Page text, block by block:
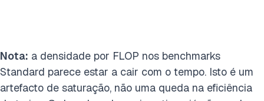
Nota: a densidade por FLOP nos benchmarks
Standard parece estar a cair com o tempo. Isto é um
artefacto de saturação, não uma queda na eficiência